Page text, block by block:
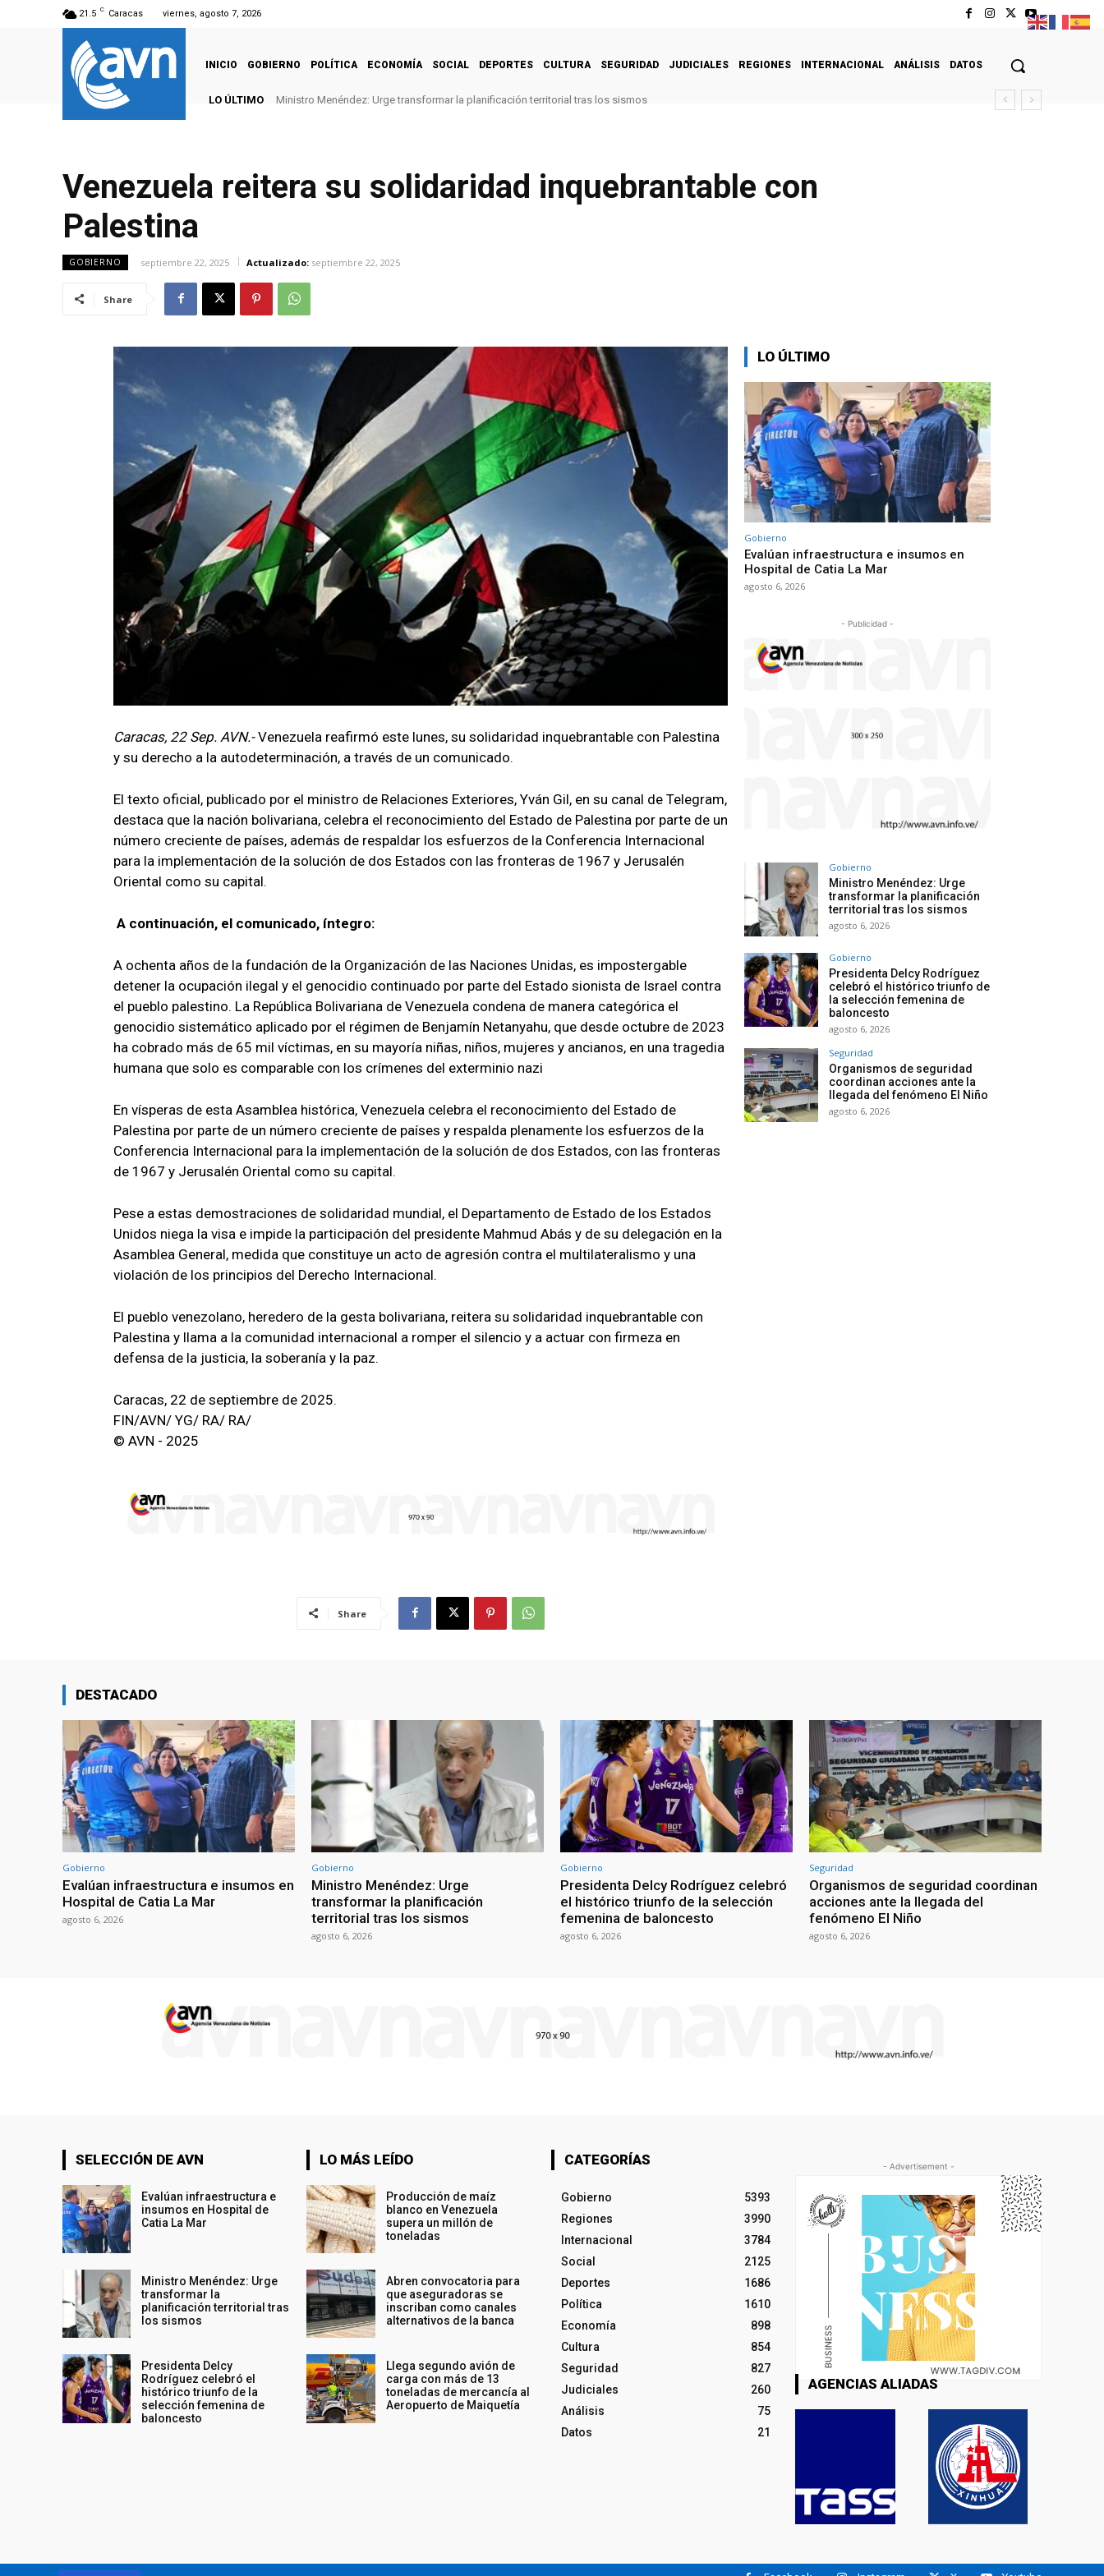
21.5 C Caracas viernes, agosto 7, 2026
INICIO GOBIERNO POLÍTICA ECONOMÍA SOCIAL DEPORTES CULTURA SEGURIDAD JUDICIALES REGIONES INTERNACIONAL ANÁLISIS DATOS
LO ÚLTIMO Ministro Menéndez: Urge transformar la planificación territorial tras los sismos
Venezuela reitera su solidaridad inquebrantable con
Palestina
GOBIERNO septiembre 22, 2025 Actualizado: septiembre 22, 2025
Share
Caracas, 22 Sep. AVN.-Venezuela reafirmó este lunes, su solidaridad inquebrantable con Palestina
y su derecho a la autodeterminación, a través de un comunicado.
El texto oficial, publicado por el ministro de Relaciones Exteriores, Yván Gil, en su canal de Telegram,
destaca que la nación bolivariana, celebra el reconocimiento del Estado de Palestina por parte de un
número creciente de países, además de respaldar los esfuerzos de la Conferencia Internacional
para la implementación de la solución de dos Estados con las fronteras de 1967 y Jerusalén
Oriental como su capital.
A continuación, el comunicado, íntegro:
A ochenta años de la fundación de la Organización de las Naciones Unidas, es impostergable
detener la ocupación ilegal y el genocidio continuado por parte del Estado sionista de Israel contra
el pueblo palestino. La República Bolivariana de Venezuela condena de manera categórica el
genocidio sistemático aplicado por el régimen de Benjamín Netanyahu, que desde octubre de 2023
ha cobrado más de 65 mil víctimas, en su mayoría niñas, niños, mujeres y ancianos, en una tragedia
humana que solo es comparable con los crímenes del exterminio nazi
En vísperas de esta Asamblea histórica, Venezuela celebra el reconocimiento del Estado de
Palestina por parte de un número creciente de países y respalda plenamente los esfuerzos de la
Conferencia Internacional para la implementación de la solución de dos Estados, con las fronteras
de 1967 y Jerusalén Oriental como su capital.
Pese a estas demostraciones de solidaridad mundial, el Departamento de Estado de los Estados
Unidos niega la visa e impide la participación del presidente Mahmud Abás y de su delegación en la
Asamblea General, medida que constituye un acto de agresión contra el multilateralismo y una
violación de los principios del Derecho Internacional.
El pueblo venezolano, heredero de la gesta bolivariana, reitera su solidaridad inquebrantable con
Palestina y llama a la comunidad internacional a romper el silencio y a actuar con firmeza en
defensa de la justicia, la soberanía y la paz.
Caracas, 22 de septiembre de 2025.
FIN/AVN/ YG/ RA/ RA/
© AVN - 2025
Share
LO ÚLTIMO
Gobierno
Evalúan infraestructura e insumos en
Hospital de Catia La Mar
agosto 6, 2026
- Publicidad -
Gobierno
Ministro Menéndez: Urge
transformar la planificación
territorial tras los sismos
agosto 6, 2026
Gobierno
Presidenta Delcy Rodríguez
celebró el histórico triunfo de
la selección femenina de
baloncesto
agosto 6, 2026
Seguridad
Organismos de seguridad
coordinan acciones ante la
llegada del fenómeno El Niño
agosto 6, 2026
DESTACADO
Gobierno
Evalúan infraestructura e insumos en
Hospital de Catia La Mar
agosto 6, 2026
Gobierno
Ministro Menéndez: Urge
transformar la planificación
territorial tras los sismos
agosto 6, 2026
Gobierno
Presidenta Delcy Rodríguez celebró
el histórico triunfo de la selección
femenina de baloncesto
agosto 6, 2026
Seguridad
Organismos de seguridad coordinan
acciones ante la llegada del
fenómeno El Niño
agosto 6, 2026
SELECCIÓN DE AVN
Evalúan infraestructura e
insumos en Hospital de
Catia La Mar
Ministro Menéndez: Urge
transformar la
planificación territorial tras
los sismos
Presidenta Delcy
Rodríguez celebró el
histórico triunfo de la
selección femenina de
baloncesto
LO MÁS LEÍDO
Producción de maíz
blanco en Venezuela
supera un millón de
toneladas
Abren convocatoria para
que aseguradoras se
inscriban como canales
alternativos de la banca
Llega segundo avión de
carga con más de 13
toneladas de mercancía al
Aeropuerto de Maiquetía
CATEGORÍAS
Gobierno
5393
Regiones
3990
Internacional
3784
Social
2125
Deportes
1686
Política
1610
Economía
898
Cultura
854
Seguridad
827
Judiciales
260
Análisis
75
Datos
21
- Advertisement -
AGENCIAS ALIADAS